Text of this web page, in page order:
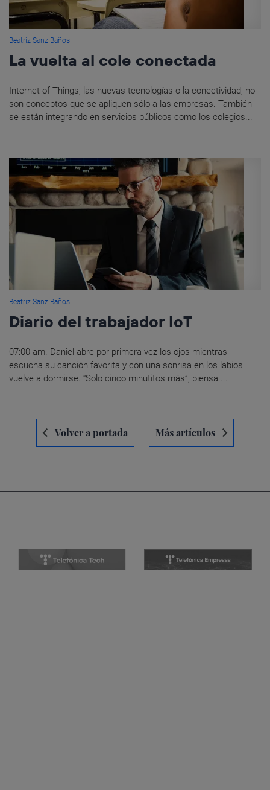
Beatriz Sanz Baños
La vuelta al cole conectada
Internet of Things, las nuevas tecnologías o la conectividad, no
son conceptos que se apliquen sólo a las empresas. También
se están integrando en servicios públicos como los colegios...
Beatriz Sanz Baños
Diario del trabajador IoT
07:00 am. Daniel abre por primera vez los ojos mientras
escucha su canción favorita y con una sonrisa en los labios
vuelve a dormirse. “Solo cinco minutitos más”, piensa....
Navegación
entradas
Volver a portada Más artículos